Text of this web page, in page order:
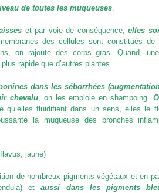
de toutes les muqueuses.
et par voie de conséquence, elles
des cellules sont constitués de
on rajoute des corps gras. Quand,
rapide que d’autres plantes.
dans les séborrhées
chevelu, on les emploie en shampoing.
qu’elles fluidifient dans un sens, elles le
la muqueuse des bronches
jaune)
de nombreux pigments végétaux et en
etaussi dans les pigments